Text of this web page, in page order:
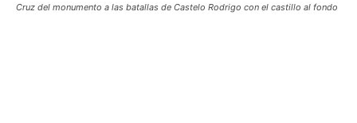
Cruz del monumento a las batallas de Castelo Rodrigo con el castillo al fondo